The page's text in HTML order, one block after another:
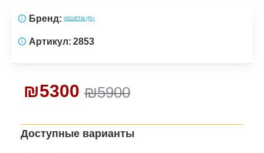
₪5900
₪5300
Бренд: HELVETIA (PL)
Артикул: 2853
Доступные варианты